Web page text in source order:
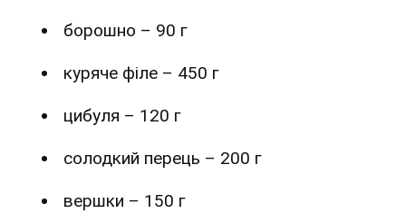
борошно – 90 г
куряче філе – 450 г
цибуля – 120 г
солодкий перець – 200 г
вершки – 150 г